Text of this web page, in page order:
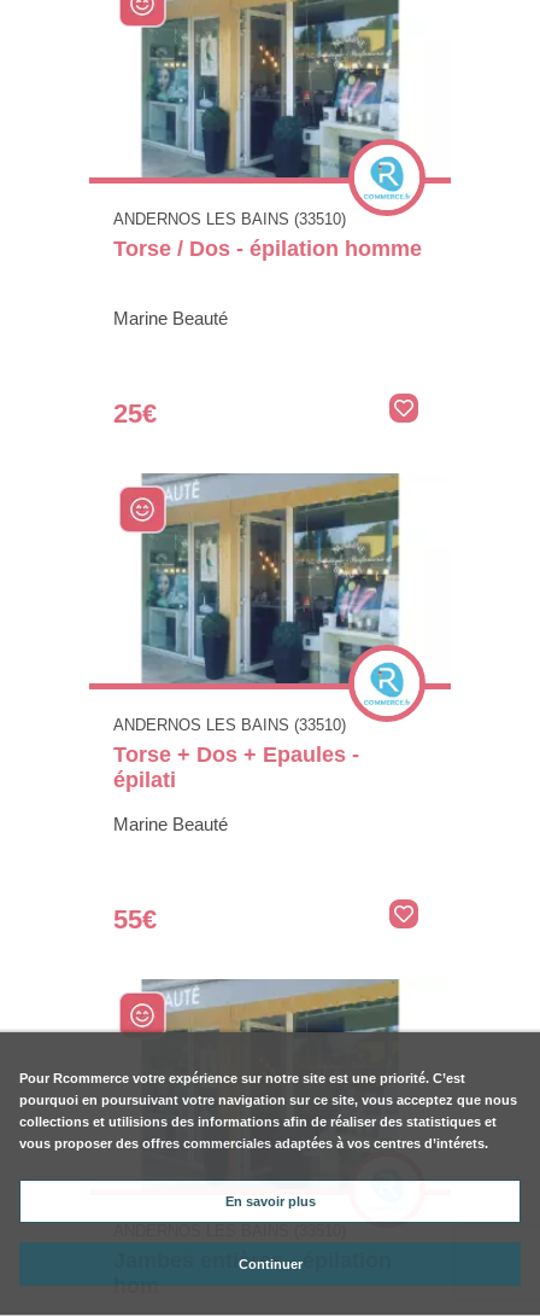
ANDERNOS LES BAINS (33510)
Torse / Dos - épilation homme
Marine Beauté
25€
ANDERNOS LES BAINS (33510)
Torse + Dos + Epaules -
épilati
Marine Beauté
55€
Jambes entières - épilation
hom
Pour Rcommerce votre expérience sur notre site est une priorité. C’est
pourquoi en poursuivant votre navigation sur ce site, vous acceptez que nous
collections et utilisions des informations afin de réaliser des statistiques et
vous proposer des offres commerciales adaptées à vos centres d’intérets.
En savoir plus
Continuer